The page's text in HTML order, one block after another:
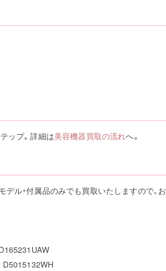
ップ。詳細は美容機器買取の流れへ。
ル・付属品のみでも買取いたしますので、お
D5015132WH